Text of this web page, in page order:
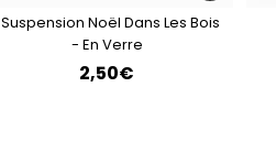
Suspension Noël Dans Les Bois
- En Verre
2,50€